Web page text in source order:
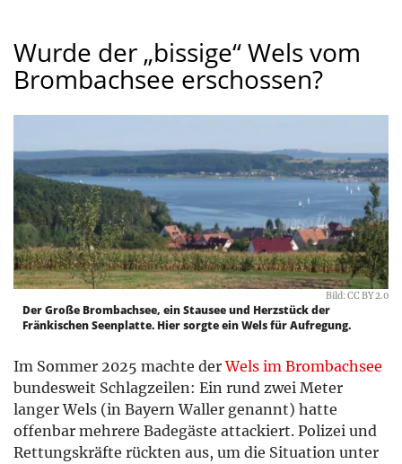
Wurde der „bissige“ Wels vom
Brombachsee erschossen?
Bild: CC BY 2.0
Der Große Brombachsee, ein Stausee und Herzstück der
Fränkischen Seenplatte. Hier sorgte ein Wels für Aufregung.
Im Sommer 2025 machte derWels im Brombachsee
bundesweit Schlagzeilen: Ein rund zwei Meter
langer Wels (in Bayern Waller genannt) hatte
offenbar mehrere Badegäste attackiert. Polizei und
Rettungskräfte rückten aus, um die Situation unter